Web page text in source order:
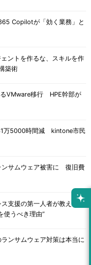
Copilotが「効く業務」と
ントを作るな、スキルを作
築術
VMware移行 HPE幹部が
万5000時間減 kintone市民
ンサムウェア被害に 復旧費
ス支援の第一人者が教え
使うべき理由”
ランサムウェア対策は本当に